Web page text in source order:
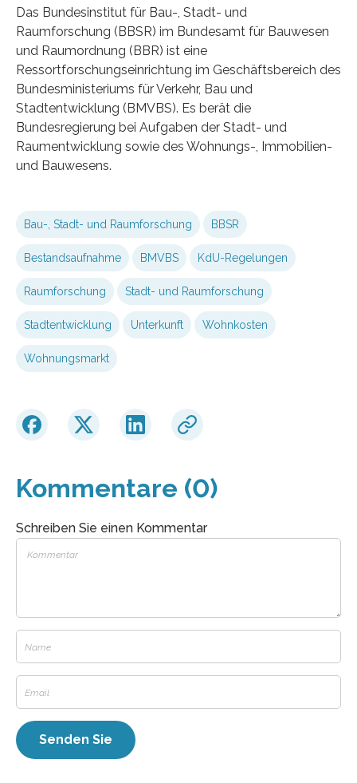
Das Bundesinstitut für Bau-, Stadt- und
Raumforschung (BBSR) im Bundesamt für Bauwesen
und Raumordnung (BBR) ist eine
Ressortforschungseinrichtung im Geschäftsbereich des
Bundesministeriums für Verkehr, Bau und
Stadtentwicklung (BMVBS). Es berät die
Bundesregierung bei Aufgaben der Stadt- und
Raumentwicklung sowie des Wohnungs-, Immobilien-
und Bauwesens.
Bau-, Stadt- und Raumforschung BBSR
Bestandsaufnahme BMVBS KdU-Regelungen
Raumforschung Stadt- und Raumforschung
Stadtentwicklung Unterkunft Wohnkosten
Wohnungsmarkt
Kommentare (0)
Schreiben Sie einen Kommentar